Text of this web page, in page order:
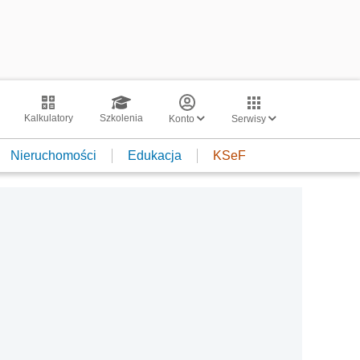
Kalkulatory Szkolenia Konto Serwisy
Nieruchomości Edukacja KSeF